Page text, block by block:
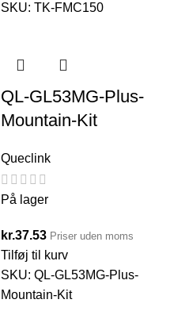
SKU: TK-FMC150
QL-GL53MG-Plus-
Mountain-Kit
Queclink
På lager
kr.37.53 Priser uden moms
Tilføj til kurv
SKU: QL-GL53MG-Plus-
Mountain-Kit